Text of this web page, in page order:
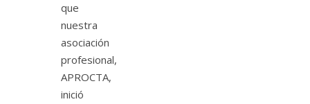
que
nuestra
asociación
profesional,
APROCTA,
inició